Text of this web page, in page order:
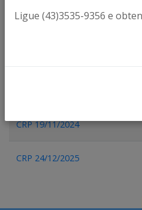
CRP 19/11/2024
CRP 24/12/2025
Ligue (43)3535-9356 e